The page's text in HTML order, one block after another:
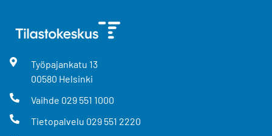
Työpajankatu 13
00580 Helsinki
Vaihde 029 551 1000
Tietopalvelu 029 551 2220